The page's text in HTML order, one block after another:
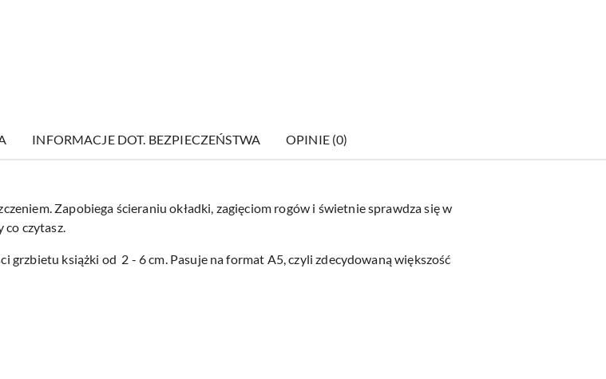
INFORMACJE DOT. BEZPIECZEŃSTWA OPINIE (0)
Zapobiega ścieraniu okładki, zagięciom rogów i świetnie sprawdza się w
co czytasz.
grzbietu książki od 2 - 6 cm. Pasuje na format A5, czyli zdecydowaną większość